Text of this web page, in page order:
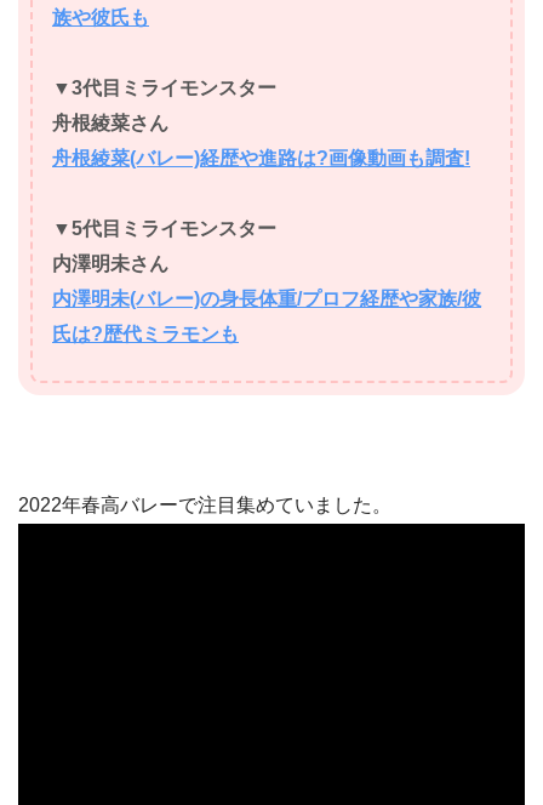
族や彼氏も
▼3代目ミライモンスター
舟根綾菜さん
舟根綾菜(バレー)経歴や進路は?画像動画も調査!
▼5代目ミライモンスター
内澤明未さん
内澤明未(バレー)の身長体重/プロフ経歴や家族/彼
氏は?歴代ミラモンも
2022年春高バレーで注目集めていました。